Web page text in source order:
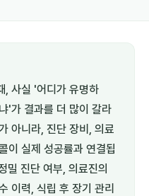
, 사실 '어디가 유명하
'가 결과를 더 많이 갈라
아니라, 진단 장비, 의료
이 실제 성공률과 연결됩
진단 여부, 의료진의
이력, 식립 후 장기 관리